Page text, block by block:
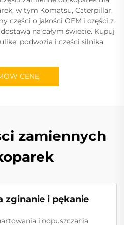
w tym Komatsu, Caterpillar,
części o jakości OEM i części z
na całym świecie. Kupuj
podwozia i części silnika.
CENĘ
zamiennych
zginanie i pękanie
i odpuszczania